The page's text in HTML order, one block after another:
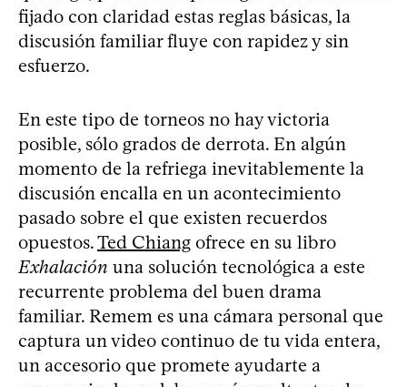
fijado con claridad estas reglas básicas, la
discusión familiar fluye con rapidez y sin
esfuerzo.
En este tipo de torneos no hay victoria
posible, sólo grados de derrota. En algún
momento de la refriega inevitablemente la
discusión encalla en un acontecimiento
pasado sobre el que existen recuerdos
opuestos.Ted Chiang ofrece en su libro
Exhalación una solución tecnológica a este
recurrente problema del buen drama
familiar. Remem es una cámara personal que
captura un video continuo de tu vida entera,
un accesorio que promete ayudarte a